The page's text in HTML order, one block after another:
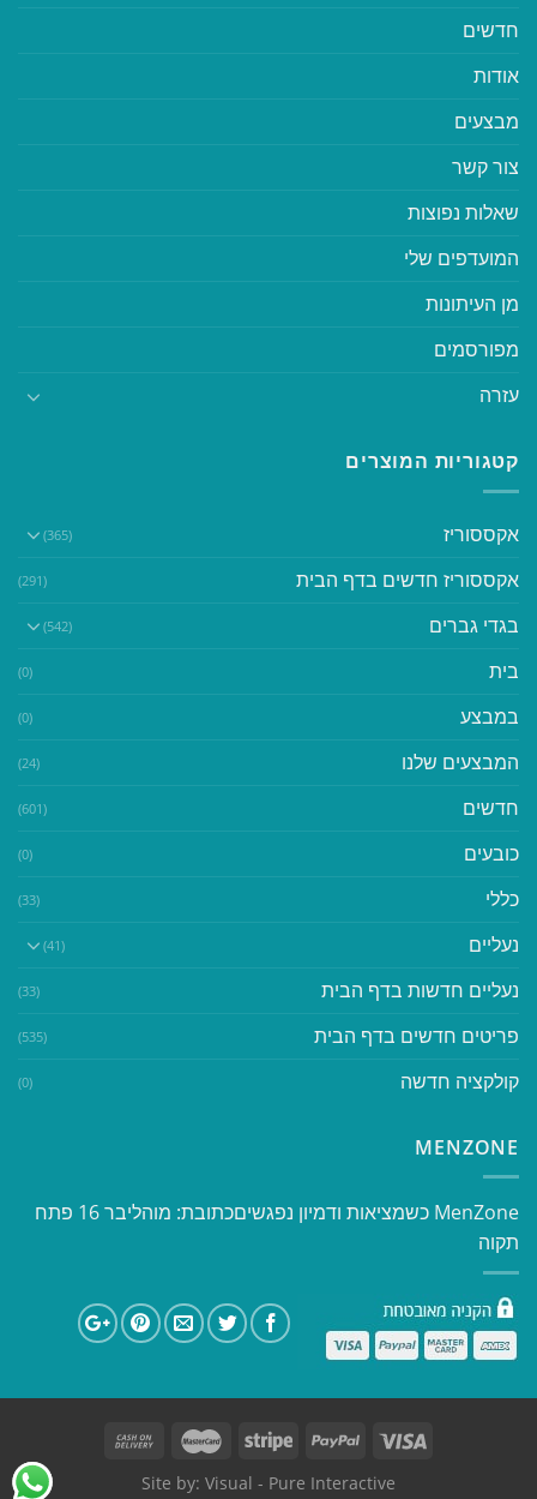
חדשים
אודות
מבצעים
צור קשר
שאלות נפוצות
המועדפים שלי
מן העיתונות
מפורסמים
עזרה
קטגוריות המוצרים
אקססוריז (365)
אקססוריז חדשים בדף הבית (291)
בגדי גברים (542)
בית (0)
במבצע (0)
המבצעים שלנו (24)
חדשים (601)
כובעים (0)
כללי (33)
נעליים (41)
נעליים חדשות בדף הבית (33)
פריטים חדשים בדף הבית (535)
קולקציה חדשה (0)
MENZONE
​​MenZone כשמציאות ודמיון נפגשים​ כתובת: מוהליבר 16 פתח
תקוה
Site by: Visual - Pure Interactive